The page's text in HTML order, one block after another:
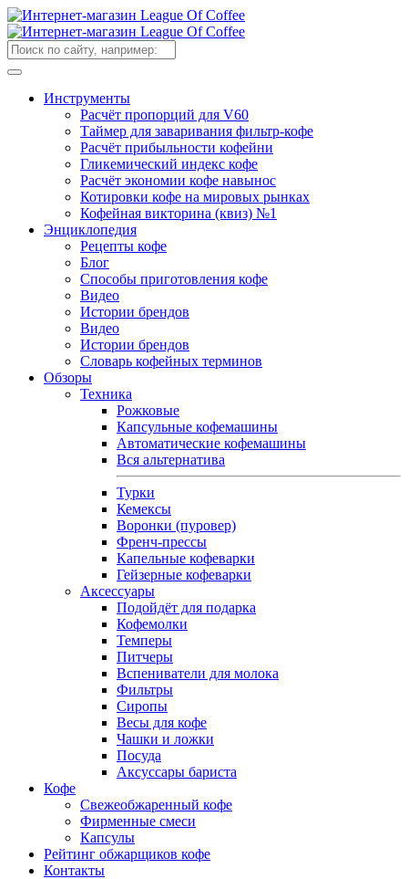
Инструменты
Расчёт пропорций для V60
Таймер для заваривания фильтр-кофе
Расчёт прибыльности кофейни
Гликемический индекс кофе
Расчёт экономии кофе навынос
Котировки кофе на мировых рынках
Кофейная викторина (квиз) №1
Энциклопедия
Рецепты кофе
Блог
Способы приготовления кофе
Видео
Истории брендов
Видео
Истории брендов
Словарь кофейных терминов
Обзоры
Техника
Рожковые
Капсульные кофемашины
Автоматические кофемашины
Вся альтернатива
Турки
Кемексы
Воронки (пуровер)
Френч-прессы
Капельные кофеварки
Гейзерные кофеварки
Аксессуары
Подойдёт для подарка
Кофемолки
Темперы
Питчеры
Вспениватели для молока
Фильтры
Сиропы
Весы для кофе
Чашки и ложки
Посуда
Аксуссары бариста
Кофе
Свежеобжаренный кофе
Фирменные смеси
Капсулы
Рейтинг обжарщиков кофе
Контакты